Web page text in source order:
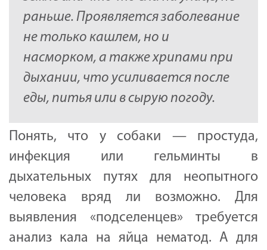
раньше. Проявляется заболевание
не только кашлем, но и
насморком, а также хрипами при
дыхании, что усиливается после
еды, питья или в сырую погоду.
Понять, что у собаки — простуда,
инфекция или гельминты в
дыхательных путях для неопытного
человека вряд ли возможно. Для
выявления «подселенцев» требуется
анализ кала на яйца нематод. А для